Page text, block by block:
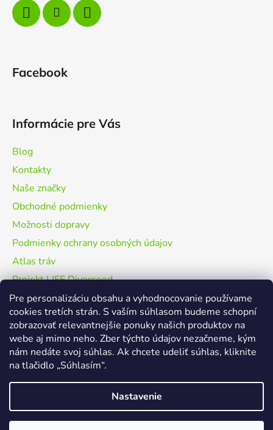
Pre personalizáciu obsahu a vyhodnocovanie používame
cookies tretích strán. S vaším súhlasom budeme schopní
zobrazovať relevantnejšie ponuky našich produktov na
webe aj mimo neho. Zber týchto údajov nezačneme, kým
nám nedáte svoj súhlas. Ak chcete udeliť súhlas, kliknite
na tlačidlo „Súhlasím“.
Nastavenie
Facebook
Informácie pre Vás
Blog
Kontakty
Naše značky
Obchodné podmienky
Možnosti dopravy
Podmienky ochrany osobných údajov
Atlas tráv
Projekt LIFE Diverseed
Použitá grafika
FAQ
Agrostis Trávniky Kvitnúce Lúky
Vytvoril Shoptet